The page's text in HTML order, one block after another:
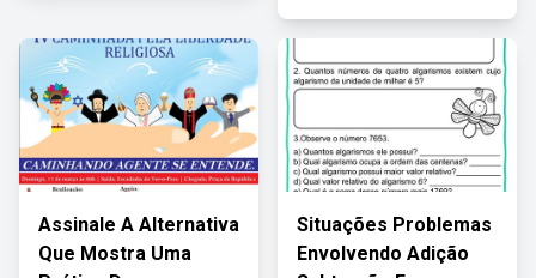
Assinale A Alternativa
Que Mostra Uma
Situações Problemas
Envolvendo Adição